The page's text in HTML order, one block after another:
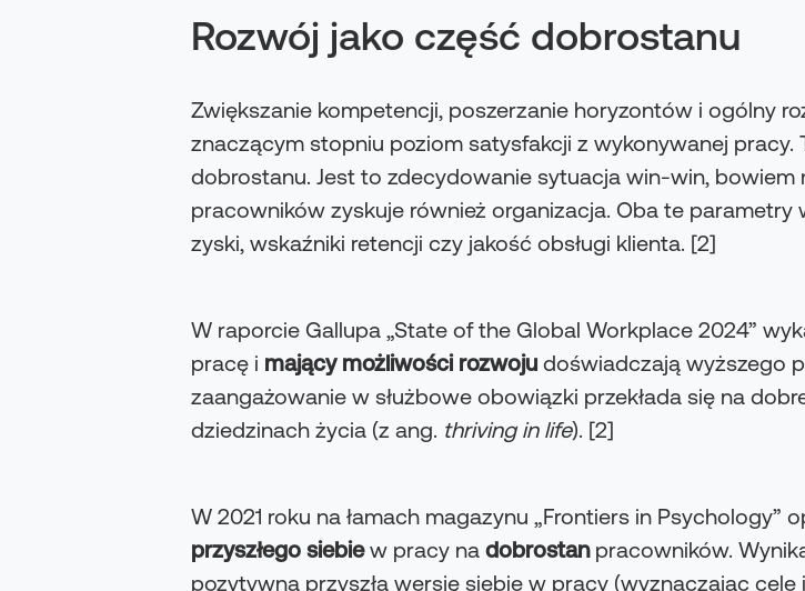
Rozwój jako część dobrostanu
Zwiększanie kompetencji, poszerzanie horyzontów i ogólny
znaczącym stopniu poziom satysfakcji z wykonywanej pracy.
dobrostanu. Jest to zdecydowanie sytuacja win-win,
pracowników zyskuje również organizacja. Oba te
zyski, wskaźniki retencji czy jakość obsługi klienta. [2]
W raporcie Gallupa „State of the Global Workplace 2024”
pracę i mający możliwości rozwoju doświadczają wyższego
zaangażowanie w służbowe obowiązki przekłada się na
dziedzinach życia (z ang. thriving in life). [2]
W 2021 roku na łamach magazynu „Frontiers in
przyszłego siebiew pracy na dobrostanpracowników.
pozytywną przyszłą wersję siebie w pracy (wyznaczając